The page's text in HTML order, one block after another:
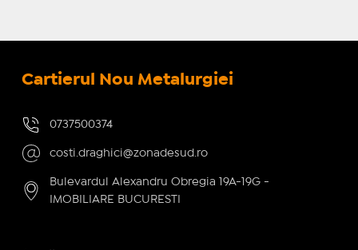
Cartierul Nou Metalurgiei
0737500374
costi.draghici@zonadesud.ro
Bulevardul Alexandru Obregia 19A-19G -
IMOBILIARE BUCURESTI